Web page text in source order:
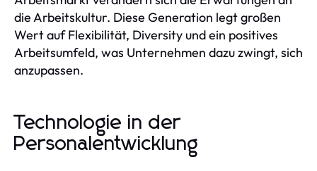
die Arbeitskultur. Diese Generation legt großen
Wert auf Flexibilität, Diversity und ein positives
Arbeitsumfeld, was Unternehmen dazu zwingt, sich
anzupassen.
Technologie in der
Personalentwicklung